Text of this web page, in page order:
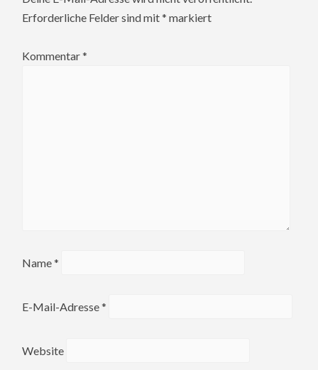
Erforderliche Felder sind mit* markiert
Kommentar*
Name*
E-Mail-Adresse*
Website